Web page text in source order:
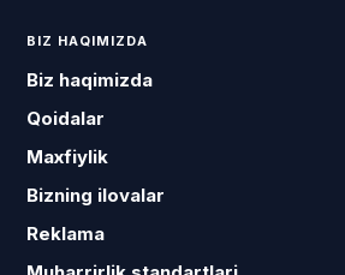
BIZ HAQIMIZDA
Biz haqimizda
Qoidalar
Maxfiylik
Bizning ilovalar
Reklama